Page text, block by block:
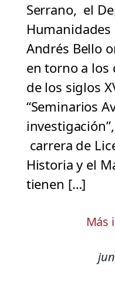
Serrano, el
Andrés Bello
en torno a los
de los siglos
“Seminarios
carrera de
Historia y el
tienen […]
Más